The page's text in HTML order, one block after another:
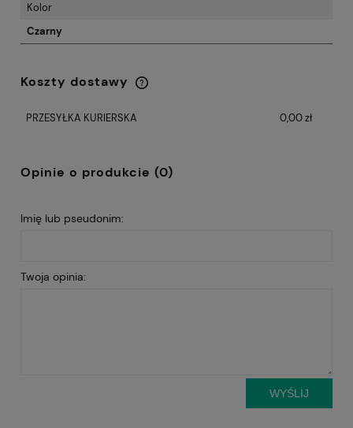
Kolor
Czarny
Koszty dostawy
Cena nie zawiera ewentualnych kosztów
PRZESYŁKA KURIERSKA
0,00 zł
Opinie o produkcie (0)
Imię lub pseudonim:
Twoja opinia:
WYŚLIJ